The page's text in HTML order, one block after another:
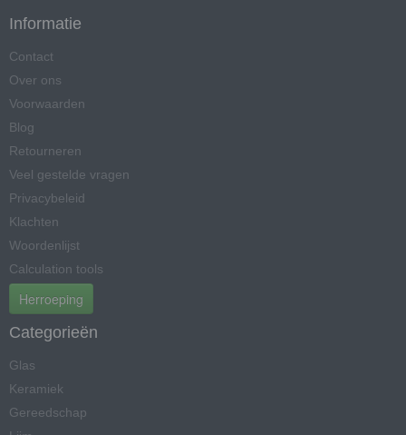
Informatie
Contact
Over ons
Voorwaarden
Blog
Retourneren
Veel gestelde vragen
Privacybeleid
Klachten
Woordenlijst
Calculation tools
Herroeping
Categorieën
Glas
Keramiek
Gereedschap